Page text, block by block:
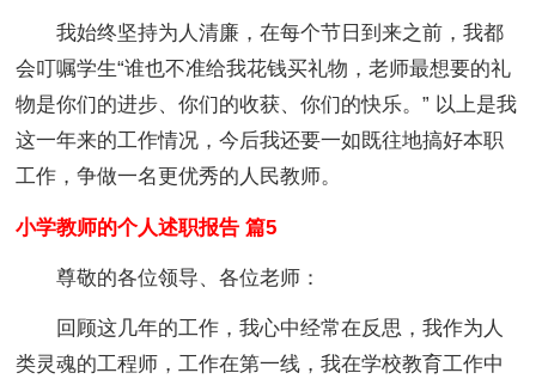
我始终坚持为人清廉，在每个节日到来之前，我都
会叮嘱学生“谁也不准给我花钱买礼物，老师最想要的礼
物是你们的进步、你们的收获、你们的快乐。” 以上是我
这一年来的工作情况，今后我还要一如既往地搞好本职
工作，争做一名更优秀的人民教师。
小学教师的个人述职报告 篇5
尊敬的各位领导、各位老师：
回顾这几年的工作，我心中经常在反思，我作为人
类灵魂的工程师，工作在第一线，我在学校教育工作中